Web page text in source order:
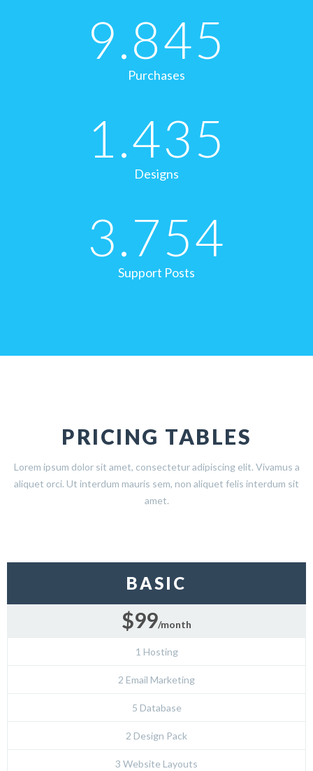
9.845
Purchases
1.435
Designs
3.754
Support Posts
PRICING TABLES
Lorem ipsum dolor sit amet, consectetur adipiscing elit. Vivamus a
aliquet orci. Ut interdum mauris sem, non aliquet felis interdum sit
amet.
BASIC
$99/month
1 Hosting
2 Email Marketing
5 Database
2 Design Pack
3 Website Layouts